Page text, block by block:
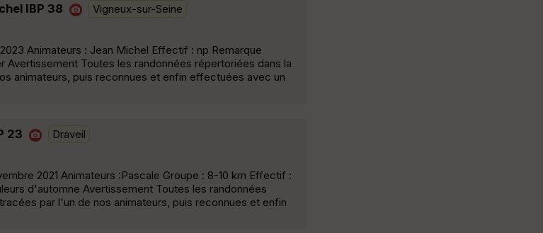
IBP 38 Vigneux-sur-Seine
Animateurs : Jean Michel Effectif : np Remarque
Toutes les randonnées répertoriées dans la
animateurs, puis reconnues et enfin effectuées avec un
23 Draveil
2021 Animateurs :Pascale Groupe : 8-10 km Effectif :
d'automne Avertissement Toutes les randonnées
par l'un de nos animateurs, puis reconnues et enfin